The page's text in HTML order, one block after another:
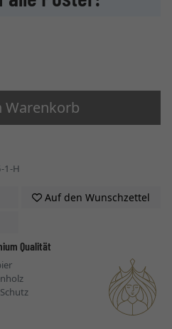
Warenkorb
1-H
Auf den Wunschzettel
Qualität